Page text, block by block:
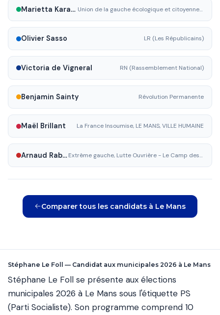
Marietta Karamanli Union de la gauche écologique et citoyenne (EELV/PCF)
Olivier Sasso LR (Les Républicains)
Victoria de Vigneral RN (Rassemblement National)
Benjamin Sainty Révolution Permanente
Maël Brillant La France Insoumise, LE MANS, VILLE HUMAINE
Arnaud Rabette Extrême gauche, Lutte Ouvrière - Le Camp des Travailleurs
Comparer tous les candidats à Le Mans
Stéphane Le Foll — Candidat aux municipales 2026 à Le Mans
Stéphane Le Foll se présente aux élections
municipales 2026 à Le Mans sous l'étiquette PS
(Parti Socialiste). Son programme comprend 10